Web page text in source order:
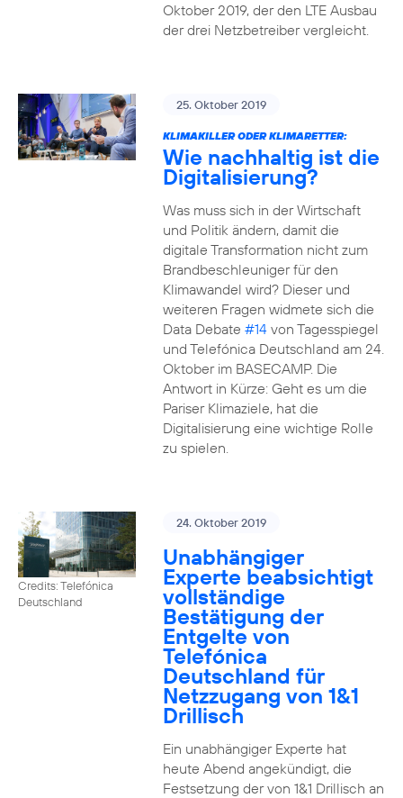
Oktober 2019, der den LTE Ausbau
der drei Netzbetreiber vergleicht.
25. Oktober 2019
KLIMAKILLER ODER KLIMARETTER:
Wie nachhaltig ist die
Digitalisierung?
Was muss sich in der Wirtschaft
und Politik ändern, damit die
digitale Transformation nicht zum
Brandbeschleuniger für den
Klimawandel wird? Dieser und
weiteren Fragen widmete sich die
Data Debate #14von Tagesspiegel
und Telefónica Deutschland am 24.
Oktober im BASECAMP. Die
Antwort in Kürze: Geht es um die
Pariser Klimaziele, hat die
Digitalisierung eine wichtige Rolle
zu spielen.
Credits: Telefónica
Deutschland
24. Oktober 2019
Unabhängiger
Experte beabsichtigt
vollständige
Bestätigung der
Entgelte von
Telefónica
Deutschland für
Netzzugang von 1&1
Drillisch
Ein unabhängiger Experte hat
heute Abend angekündigt, die
Festsetzung der von 1&1 Drillisch an